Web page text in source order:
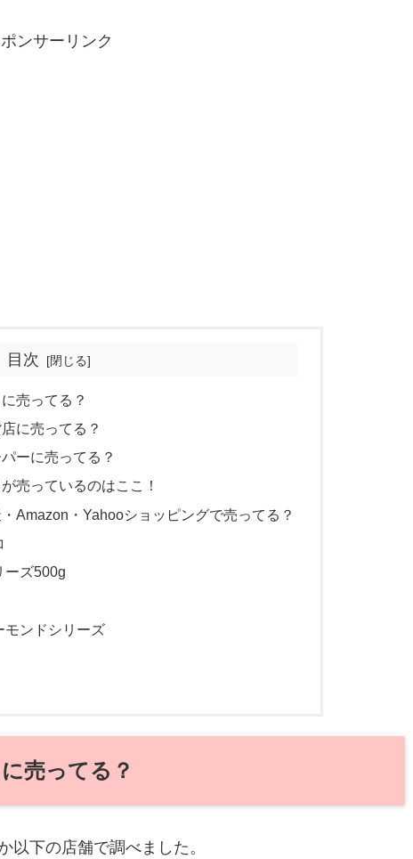
ンサーリンク
目次
売ってる？
に売ってる？
ーに売ってる？
売っているのはここ！
Amazon・Yahooショッピングで売ってる？
ーズ500g
モンドシリーズ
売ってる？
以下の店舗で調べました。